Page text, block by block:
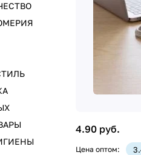
4.90 руб.
Цена оптом: